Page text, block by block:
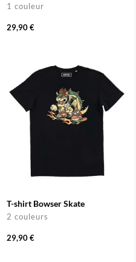
1 couleur
29,90 €
T-shirt Bowser Skate
2 couleurs
29,90 €